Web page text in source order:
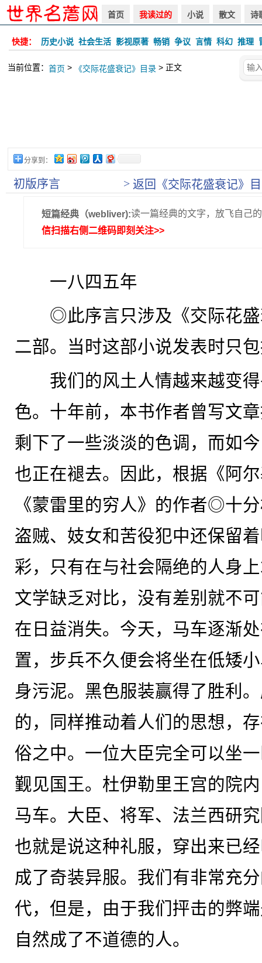
首页 我读过的 小说 散文 诗
快捷： 历史小说 社会生活 影视原著 畅销 争议 言情 科幻 推理
当前位置： 首页 > 《交际花盛衰记》目录 > 正文
分享到：
初版序言 > 返回《交际花盛衰记》
短篇经典（webliver):读一篇经典的文字，放飞自己
信扫描右侧二维码即刻关注>>
一八四五年
◎此序言只涉及《交际花盛
二部。当时这部小说发表时只
我们的风土人情越来越变得
色。十年前，本书作者曾写文
剩下了一些淡淡的色调，而如
也正在褪去。因此，根据《阿
《蒙雷里的穷人》的作者◎十
盗贼、妓女和苦役犯中还保留
彩，只有在与社会隔绝的人身
文学缺乏对比，没有差别就不
在日益消失。今天，马车逐渐
置，步兵不久便会将坐在低矮
身污泥。黑色服装赢得了胜利
的，同样推动着人们的思想，
俗之中。一位大臣完全可以坐
觐见国王。杜伊勒里王宫的院
马车。大臣、将军、法兰西研
也就是说这种礼服，穿出来已
成了奇装异服。我们有非常充
代，但是，由于我们抨击的弊
自然成了不道德的人。